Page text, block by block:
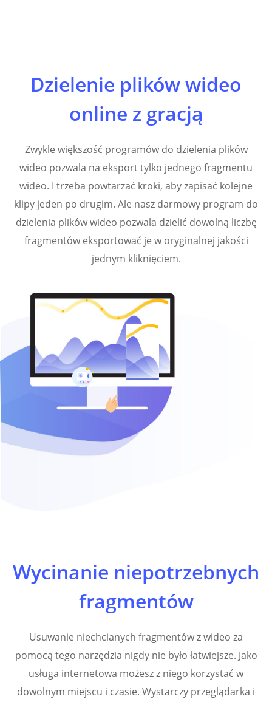
Dzielenie plików wideo
online z gracją
Zwykle większość programów do dzielenia plików
wideo pozwala na eksport tylko jednego fragmentu
wideo. I trzeba powtarzać kroki, aby zapisać kolejne
klipy jeden po drugim. Ale nasz darmowy program do
dzielenia plików wideo pozwala dzielić dowolną liczbę
fragmentów eksportować je w oryginalnej jakości
jednym kliknięciem.
Wycinanie niepotrzebnych
fragmentów
Usuwanie niechcianych fragmentów z wideo za
pomocą tego narzędzia nigdy nie było łatwiejsze. Jako
usługa internetowa możesz z niego korzystać w
dowolnym miejscu i czasie. Wystarczy przeglądarka i